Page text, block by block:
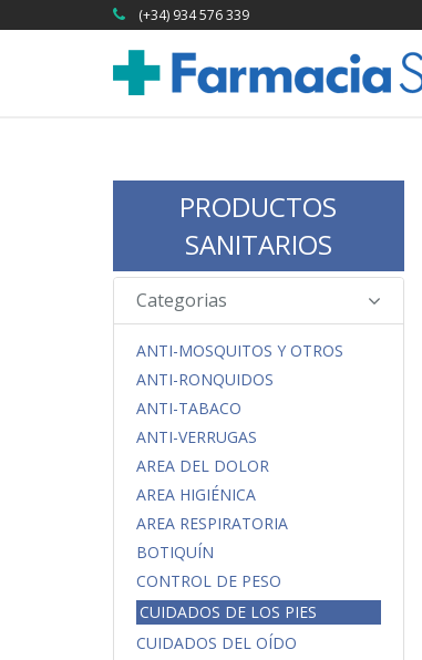
(+34) 934 576 339
PRODUCTOS
SANITARIOS
Categorias
ANTI-MOSQUITOS Y OTROS
ANTI-RONQUIDOS
ANTI-TABACO
ANTI-VERRUGAS
AREA DEL DOLOR
AREA HIGIÉNICA
AREA RESPIRATORIA
BOTIQUÍN
CONTROL DE PESO
CUIDADOS DE LOS PIES
CUIDADOS DEL OÍDO